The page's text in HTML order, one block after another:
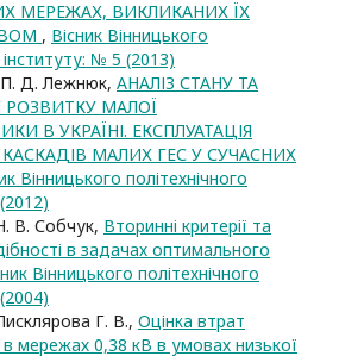
МЕРЕЖАХ, ВИКЛИКАНИХ ЇХ
, Вісник Вінницького
інституту: № 5 (2013)
Д. Лежнюк, АНАЛІЗ СТАНУ ТА
МАЛОЇ
В УКРАЇНІ. ЕКСПЛУАТАЦІЯ
МАЛИХ ГЕС У СУЧАСНИХ
Вінницького політехнічного
В. Собчук, Вторинні критерії та
в задачах оптимального
Вінницького політехнічного
Г. В., Оцінка втрат
в мережах 0,38 кВ в умовах низької